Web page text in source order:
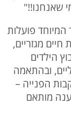
שאנחנו!!"
פועלות
מגזריים,
הילדים
ובהתאמה
הפנייה –
מותאם